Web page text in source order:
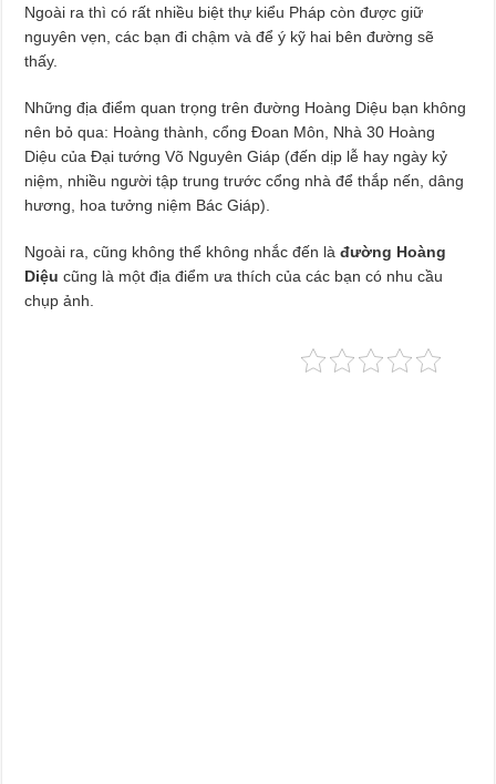
Ngoài ra thì có rất nhiều biệt thự kiểu Pháp còn được giữ
nguyên vẹn, các bạn đi chậm và để ý kỹ hai bên đường sẽ
thấy.
Những địa điểm quan trọng trên đường Hoàng Diệu bạn không
nên bỏ qua: Hoàng thành, cổng Đoan Môn, Nhà 30 Hoàng
Diệu của Đại tướng Võ Nguyên Giáp (đến dịp lễ hay ngày kỷ
niệm, nhiều người tập trung trước cổng nhà để thắp nến, dâng
hương, hoa tưởng niệm Bác Giáp).
Ngoài ra, cũng không thể không nhắc đến làđường Hoàng
Diệu cũng là một địa điểm ưa thích của các bạn có nhu cầu
chụp ảnh.